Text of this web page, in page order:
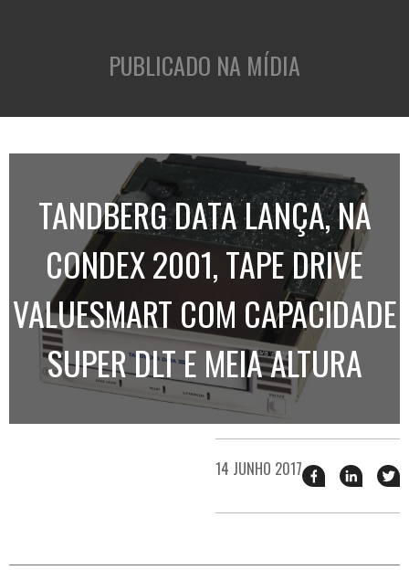
PUBLICADO NA MÍDIA
TANDBERG DATA LANÇA, NA
CONDEX 2001, TAPE DRIVE
VALUESMART COM CAPACIDADE
SUPER DLT E MEIA ALTURA
14 JUNHO 2017 Compartilhar
esse
no
esse
no